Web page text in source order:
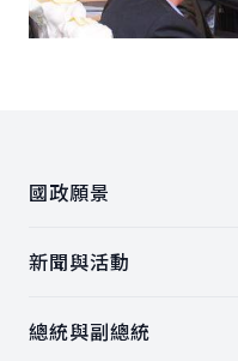
國政願景
新聞與活動
總統與副總統